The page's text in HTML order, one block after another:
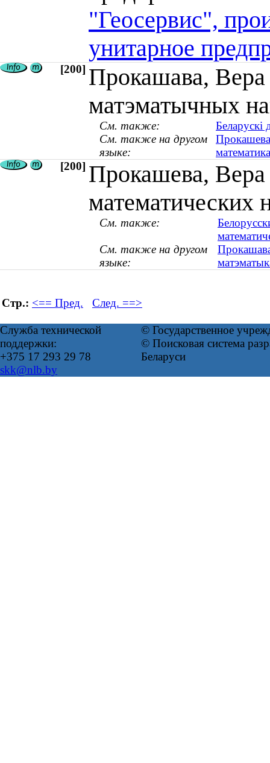
"Геосервис",
унитарное
[200] Прокашава, Вера
матэматычных
См. также:
Беларускі
См. также на другом
языке:
[200] Прокашева,
математических
См. также:
См. также на другом
языке:
Стр.: <== Пред. След. ==>
Служба технической
поддержки:
+375 17 293 29 78
skk@nlb.by
© Государственное
© Поисковая система
Беларуси